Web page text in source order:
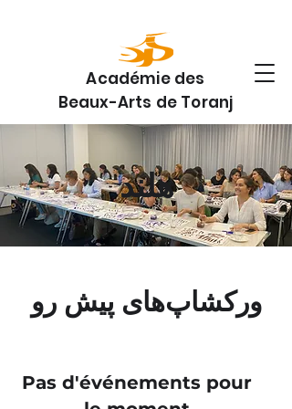
Académie des
Beaux-Arts de Toranj
هلند
ورکشاپ‌های پیش رو
Pas d'événements pour